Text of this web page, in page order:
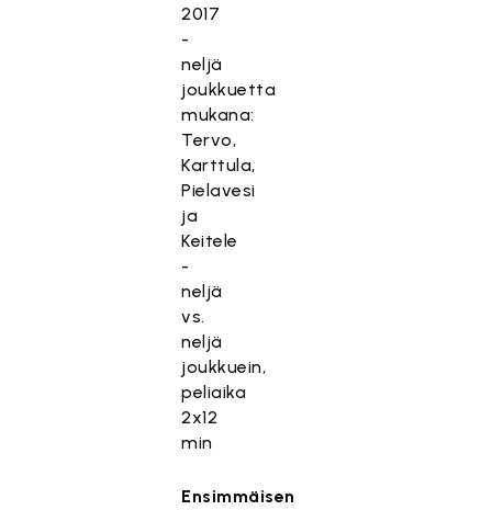
2017
-
neljä
joukkuetta
mukana:
Tervo,
Karttula,
Pielavesi
ja
Keitele
-
neljä
vs.
neljä
joukkuein,
peliaika
2x12
min
Ensimmäisen